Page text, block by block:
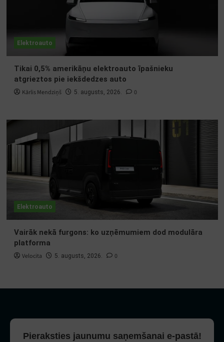
Elektroauto
Tikai 0,5% amerikāņu elektroauto īpašnieku
atgrieztos pie iekšdedzes auto
Kārlis Mendziņš 5. augusts, 2026. 0
Elektroauto
Vairāk nekā furgons: ko uzņēmumiem dod modulāra
platforma
Velocita 5. augusts, 2026. 0
Pieraksties jaunumu saņemšanai e-pastā!